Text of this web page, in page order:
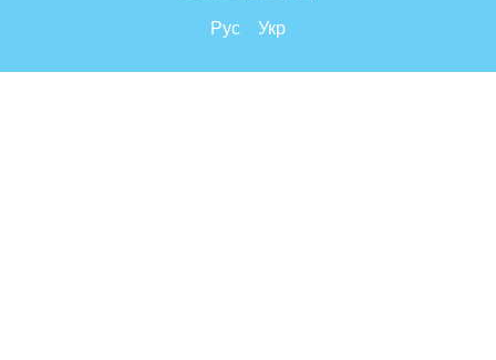
Рус Укр